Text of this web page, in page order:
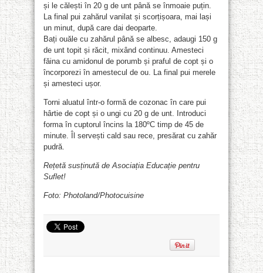
și le călești în 20 g de unt până se înmoaie puțin.
La final pui zahărul vanilat și scorțișoara, mai lași
un minut, după care dai deoparte.
Bați ouăle cu zahărul până se albesc, adaugi 150 g
de unt topit și răcit, mixând continuu. Amesteci
făina cu amidonul de porumb și praful de copt și o
încorporezi în amestecul de ou. La final pui merele
și amesteci ușor.
Torni aluatul într-o formă de cozonac în care pui
hârtie de copt și o ungi cu 20 g de unt. Introduci
forma în cuptorul încins la 180ºC timp de 45 de
minute. Îl servești cald sau rece, presărat cu zahăr
pudră.
Rețetă susținută de Asociația Educație pentru
Suflet!
Foto: Photoland/Photocuisine